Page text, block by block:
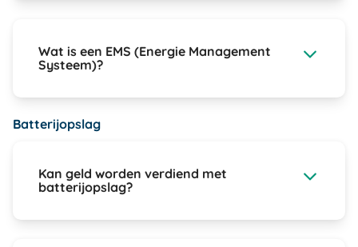
Wat is een EMS (Energie Management
Systeem)?
Batterijopslag
Kan geld worden verdiend met
batterijopslag?